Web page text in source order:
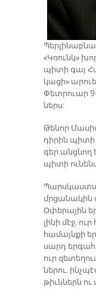
«Կռունկ»
պի­տի գայ
կա­ցի»
Փետրուար
ներս:
Թե­նոր
դի­րին
գեր անց­նող
պի­տի
Օ­փե­րա­յին
լի­նի մէջ,
հա­մայն­քի
սարդ
ուր
նե­րու,
թիւն­ներն